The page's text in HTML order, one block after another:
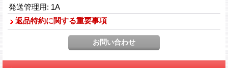
発送管理用: 1A
返品特約に関する重要事項